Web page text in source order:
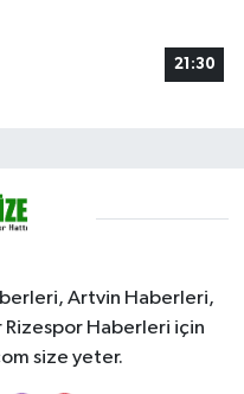
21:30
Artvin Haberleri,
Rizespor Haberleri için
size yeter.